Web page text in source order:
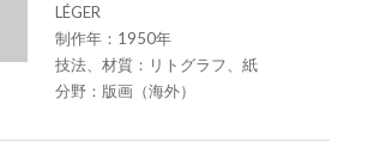
LÉGER
制作年：1950年
技法、材質：リトグラフ、紙
分野：版画（海外）